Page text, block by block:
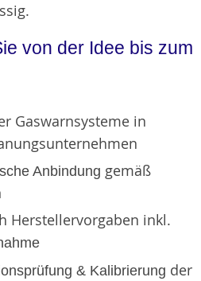
von der Idee bis zum
Gaswarnsysteme in
Anbindung gemäß
Herstellervorgaben inkl.
& Kalibrierung der